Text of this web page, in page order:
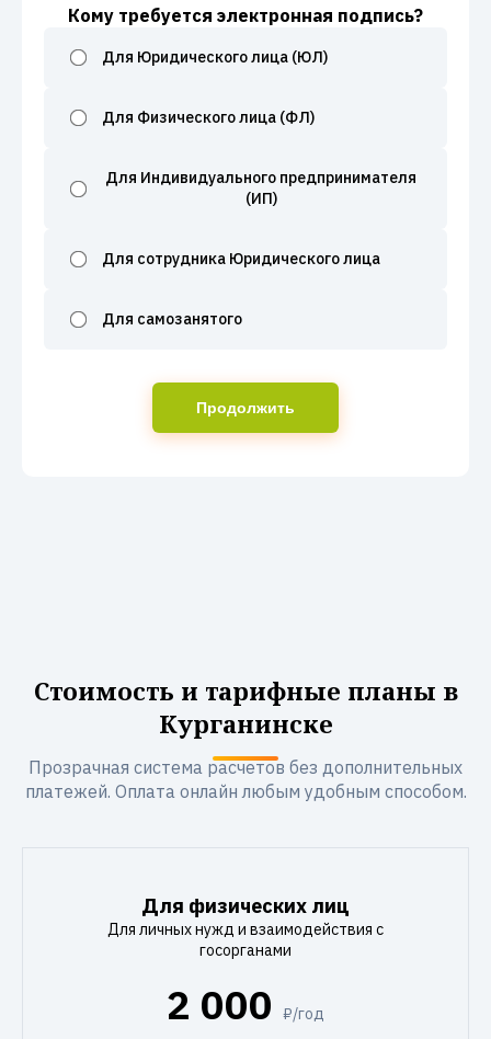
Кому требуется электронная подпись?
Для Юридического лица (ЮЛ)
Для Физического лица (ФЛ)
Для Индивидуального предпринимателя
(ИП)
Для сотрудника Юридического лица
Для самозанятого
Продолжить
Стоимость и тарифные планы в
Курганинске
Прозрачная система расчетов без дополнительных
платежей. Оплата онлайн любым удобным способом.
Для физических лиц
Для личных нужд и взаимодействия с
госорганами
2 000 ₽/год